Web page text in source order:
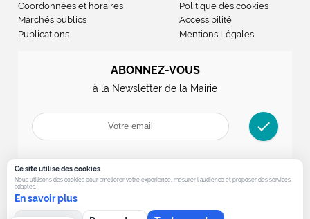
Coordonnées et horaires
Marchés publics
Publications
Politique des cookies
Accessibilité
Mentions Légales
ABONNEZ-VOUS
à la Newsletter de la Mairie
check
Ce site utilise des cookies
Nous utilisons des cookies pour ameliorer votre experience, mesurer l’audience et proposer des services
adaptes.
En savoir plus